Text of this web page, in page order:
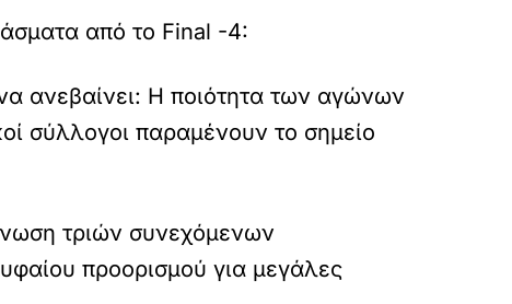
από το Final -4:
ανεβαίνει: Η ποιότητα των αγώνων
σύλλογοι παραμένουν το σημείο
τριών συνεχόμενων
προορισμού για μεγάλες